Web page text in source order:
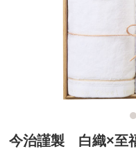
今治謹製 白織×至